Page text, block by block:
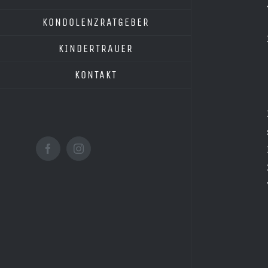
KONDOLENZRATGEBER
KINDERTRAUER
KONTAKT
FacebookInstagram